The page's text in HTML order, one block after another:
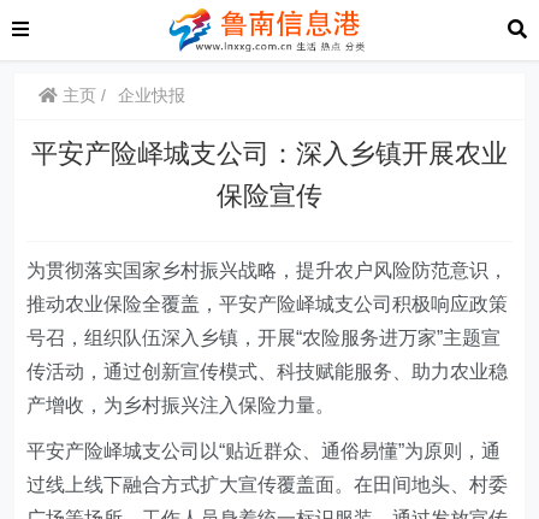
主页 企业快报
平安产险峄城支公司：深入乡镇开展农业
保险宣传
为贯彻落实国家乡村振兴战略，提升农户风险防范意识，
推动农业保险全覆盖，平安产险峄城支公司积极响应政策
号召，组织队伍深入乡镇，开展“农险服务进万家”主题宣
传活动，通过创新宣传模式、科技赋能服务、助力农业稳
产增收，为乡村振兴注入保险力量。
平安产险峄城支公司 以“贴近群众、通俗易懂”为原则，通
过线上线下融合方式扩大宣传覆盖面。在田间地头、村委